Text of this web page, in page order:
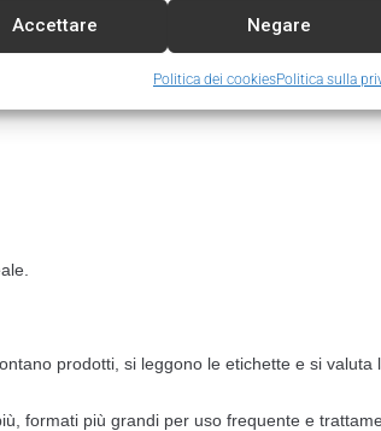
Accettare Negare
Politica dei cookiesPolitica sulla
prodotti, si leggono le etichette e si valuta
formati più grandi per uso frequente e